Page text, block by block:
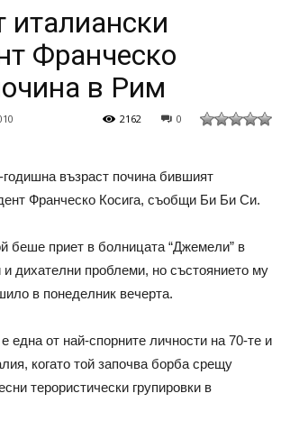
Франческо
в Рим
0
2162
годишна възраст почина бившият
Франческо Косига, съобщи Би Би Си.
беше приет в болницата “Джемели” в
дихателни проблеми, но състоянието му
в понеделник вечерта.
една от най-спорните личности на 70-те и
когато той започва борба срещу
терористически групировки в